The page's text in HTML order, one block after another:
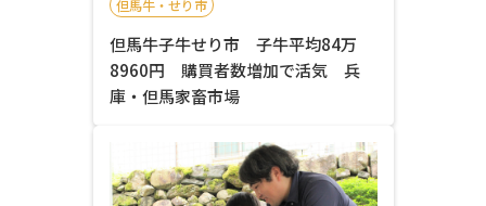
但馬牛・せり市
但馬牛子牛せり市 子牛平均84万
8960円 購買者数増加で活気 兵
庫・但馬家畜市場